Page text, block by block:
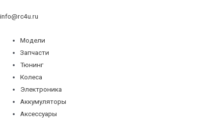
info@rc4u.ru
Модели
Запчасти
Тюнинг
Колеса
Электроника
Аккумуляторы
Аксессуары